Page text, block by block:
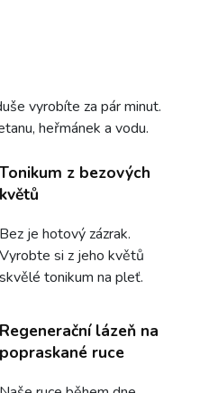
vyrobíte za pár minut.
heřmánek a vodu.
Tonikum z bezových
květů
Bez je hotový zázrak.
Vyrobte si z jeho květů
skvělé tonikum na pleť.
Regenerační lázeň na
popraskané ruce